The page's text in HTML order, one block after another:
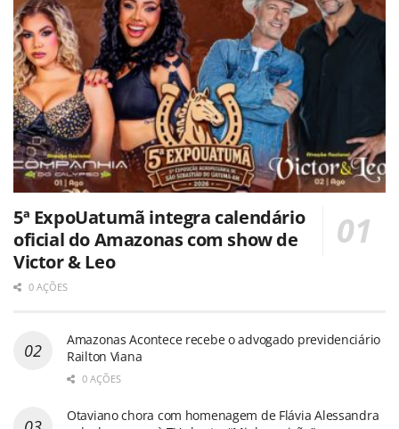
5ª ExpoUatumã integra calendário
oficial do Amazonas com show de
Victor & Leo
0 AÇÕES
Amazonas Acontece recebe o advogado previdenciário
Railton Viana
0 AÇÕES
Otaviano chora com homenagem de Flávia Alessandra